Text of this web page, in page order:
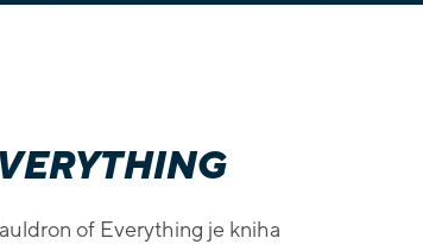
of Everything je kniha